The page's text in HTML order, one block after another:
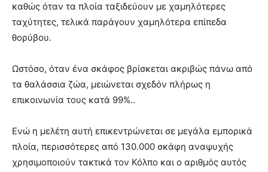
καθώς όταν τα πλοία ταξιδεύουν με χαμηλότερες
ταχύτητες, τελικά παράγουν χαμηλότερα επίπεδα
θορύβου.
Ωστόσο, όταν ένα σκάφος βρίσκεται ακριβώς πάνω από
τα θαλάσσια ζώα, μειώνεται σχεδόν πλήρως η
επικοινωνία τους κατά 99%..
Ενώ η μελέτη αυτή επικεντρώνεται σε μεγάλα εμπορικά
πλοία, περισσότερες από 130.000 σκάφη αναψυχής
χρησιμοποιούν τακτικά τον Κόλπο και ο αριθμός αυτός